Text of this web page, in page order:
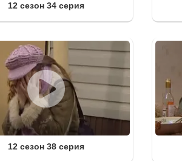
12 сезон 34 серия
12 сезон 38 серия